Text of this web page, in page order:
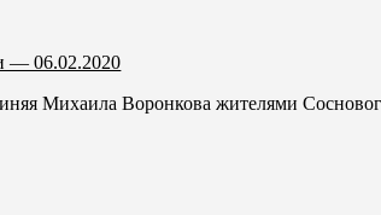
— 06.02.2020
Михаила Воронкова жителями